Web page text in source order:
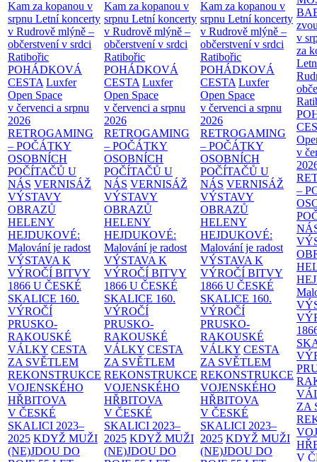
Kam za kopanou v
srpnu Letní koncerty
v Rudrově mlýně –
občerstvení v srdci
Ratibořic
POHÁDKOVÁ
CESTA Luxfer
Open Space
v červenci a srpnu
2026
RETROGAMING
– POČÁTKY
OSOBNÍCH
POČÍTAČŮ U
NÁS VERNISÁŽ
VÝSTAVY
OBRAZŮ
HELENY
HEJDUKOVÉ:
Malování je radost
VÝSTAVA K
VÝROČÍ BITVY
1866 U ČESKÉ
SKALICE 160.
VÝROČÍ
PRUSKO-
RAKOUSKÉ
VÁLKY CESTA
ZA SVĚTLEM
REKONSTRUKCE
VOJENSKÉHO
HŘBITOVA
V ČESKÉ
SKALICI 2023–
2025 KDYŽ MUŽI
(NE)JDOU DO
Kam za kopanou v
srpnu Letní koncerty
v Rudrově mlýně –
občerstvení v srdci
Ratibořic
POHÁDKOVÁ
CESTA Luxfer
Open Space
v červenci a srpnu
2026
RETROGAMING
– POČÁTKY
OSOBNÍCH
POČÍTAČŮ U
NÁS VERNISÁŽ
VÝSTAVY
OBRAZŮ
HELENY
HEJDUKOVÉ:
Malování je radost
VÝSTAVA K
VÝROČÍ BITVY
1866 U ČESKÉ
SKALICE 160.
VÝROČÍ
PRUSKO-
RAKOUSKÉ
VÁLKY CESTA
ZA SVĚTLEM
REKONSTRUKCE
VOJENSKÉHO
HŘBITOVA
V ČESKÉ
SKALICI 2023–
2025 KDYŽ MUŽI
(NE)JDOU DO
Kam za kopanou v
srpnu Letní koncerty
v Rudrově mlýně –
občerstvení v srdci
Ratibořic
POHÁDKOVÁ
CESTA Luxfer
Open Space
v červenci a srpnu
2026
RETROGAMING
– POČÁTKY
OSOBNÍCH
POČÍTAČŮ U
NÁS VERNISÁŽ
VÝSTAVY
OBRAZŮ
HELENY
HEJDUKOVÉ:
Malování je radost
VÝSTAVA K
VÝROČÍ BITVY
1866 U ČESKÉ
SKALICE 160.
VÝROČÍ
PRUSKO-
RAKOUSKÉ
VÁLKY CESTA
ZA SVĚTLEM
REKONSTRUKCE
VOJENSKÉHO
HŘBITOVA
V ČESKÉ
SKALICI 2023–
2025 KDYŽ MUŽI
(NE)JDOU DO
v
za
v
–
ZA
V